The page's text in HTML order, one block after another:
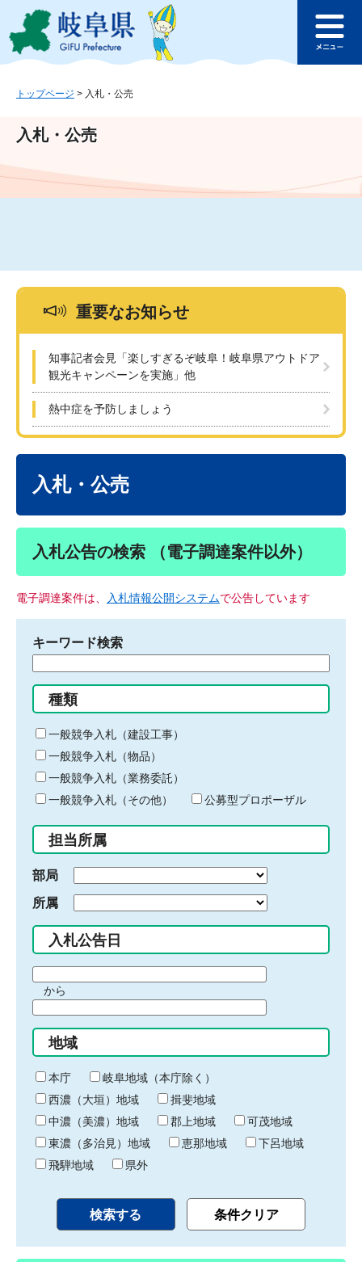
ジ
ュ
文
このページの本文へ
ュ
トップページ > 入札・公売
入札・公売
重要なお知らせ
知事記者会見「楽しすぎるぞ岐阜！岐阜県アウトドア
観光キャンペーンを実施」他
熱中症を予防しましょう
入札・公売
入札公告の検索 （電子調達案件以外）
電子調達案件は、 入札情報公開システムで公告しています
キーワード検索
る
キ
ー
ワ
ー
ド
入
力
種類
一般競争入札（建設工事）
一般競争入札（物品）
一般競争入札（業務委託）
一般競争入札（その他）
公募型プロポーザル
担当所属
部局
所属
入札公告日
間
始
り
から
間
終
わ
り
地域
本庁
岐阜地域（本庁除く）
西濃（大垣）地域
揖斐地域
中濃（美濃）地域
郡上地域
可茂地域
東濃（多治見）地域
恵那地域
下呂地域
飛騨地域
県外